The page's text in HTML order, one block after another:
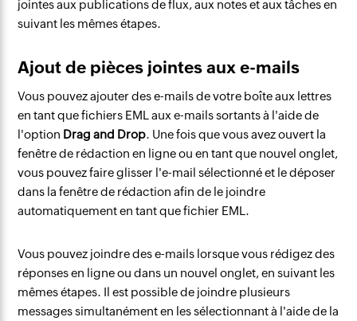
jointes aux publications de flux, aux notes et aux tâches en
suivant les mêmes étapes.
Ajout de pièces jointes aux e-mails
Vous pouvez ajouter des e-mails de votre boîte aux lettres
en tant que fichiers EML aux e-mails sortants à l'aide de
l'option Drag and Drop. Une fois que vous avez ouvert la
fenêtre de rédaction en ligne ou en tant que nouvel onglet,
vous pouvez faire glisser l'e-mail sélectionné et le déposer
dans la fenêtre de rédaction afin de le joindre
automatiquement en tant que fichier EML.
Vous pouvez joindre des e-mails lorsque vous rédigez des
réponses en ligne ou dans un nouvel onglet, en suivant les
mêmes étapes. Il est possible de joindre plusieurs
messages simultanément en les sélectionnant à l'aide de la